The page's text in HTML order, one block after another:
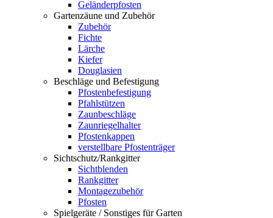
Geländerpfosten
Gartenzäune und Zubehör
Zubehör
Fichte
Lärche
Kiefer
Douglasien
Beschläge und Befestigung
Pfostenbefestigung
Pfahlstützen
Zaunbeschläge
Zaunriegelhalter
Pfostenkappen
verstellbare Pfostenträger
Sichtschutz/Rankgitter
Sichtblenden
Rankgitter
Montagezubehör
Pfosten
Spielgeräte / Sonstiges für Garten